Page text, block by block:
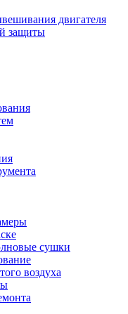
двигателя
защиты
сушки
воздуха